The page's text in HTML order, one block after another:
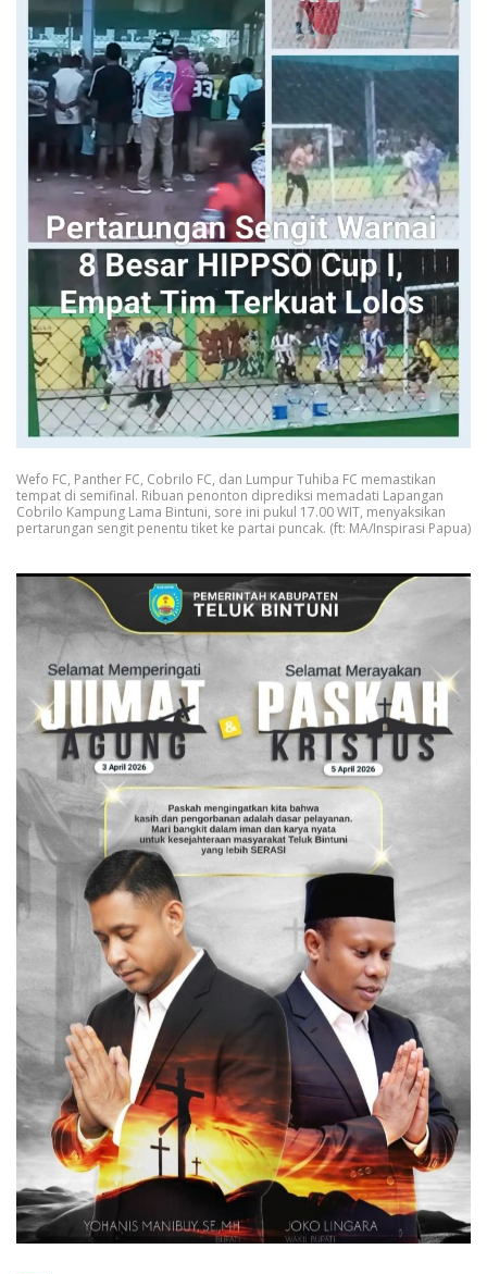
Wefo FC, Panther FC, Cobrilo FC, dan Lumpur Tuhiba FC memastikan
tempat di semifinal. Ribuan penonton diprediksi memadati Lapangan
Cobrilo Kampung Lama Bintuni, sore ini pukul 17.00 WIT, menyaksikan
pertarungan sengit penentu tiket ke partai puncak. (ft: MA/Inspirasi Papua)